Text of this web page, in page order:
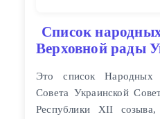
Список
Верховной рады
Это список Народных
Совета Украинской
Республики XII созыва,